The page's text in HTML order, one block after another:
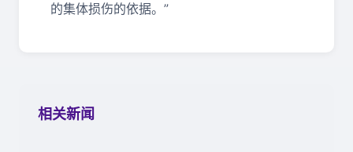
的集体损伤的依据。”
相关新闻